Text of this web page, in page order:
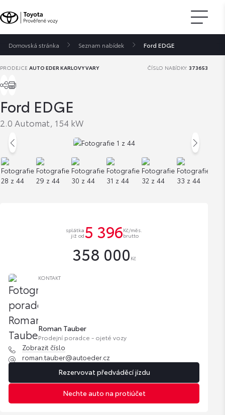
Domovská stránka Seznam nabídek Ford EDGE
Ford EDGE
2.0 Automat, 154 kW
PRODEJCE AUTO EDER KARLOVY VARY ČÍSLO NABÍDKY:373653
KONTAKT
Roman Tauber
Prodejní poradce - ojeté vozy
Zobrazit číslo
roman.tauber@autoeder.cz
Rezervovat předváděcí jízdu
splátka
již od5 396Kč/měs.
brutto
358 000 Kč
Nechte auto na protiúčet